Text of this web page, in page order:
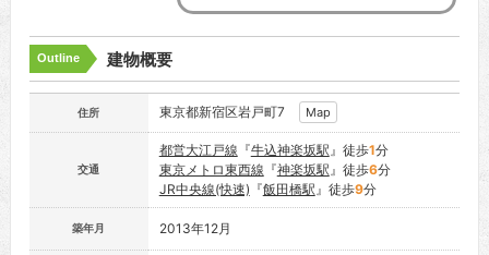
Outline 建物概要
住所 東京都新宿区岩戸町7 Map
交通
都営大江戸線 『牛込神楽坂駅』徒歩1分
東京メトロ東西線 『神楽坂駅』徒歩6分
JR中央線(快速) 『飯田橋駅』徒歩9分
築年月 2013年12月